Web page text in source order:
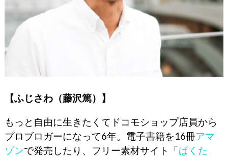
【ふじさわ（藤沢篤）】
もっと自由に生きたくてドコモショップ店員から
プロブロガーになって6年。電子書籍を16冊アマ
ゾンで発売したり、フリー素材サイト「ぱくた